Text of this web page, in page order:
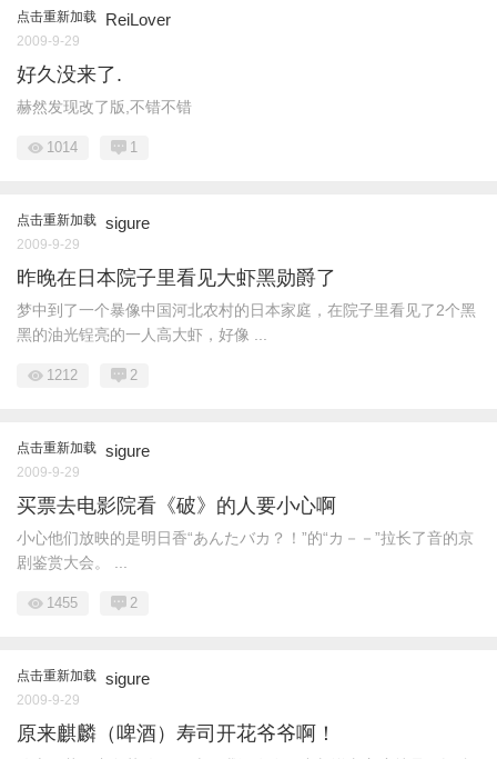
点击重新加载 ReiLover
2009-9-29
好久没来了.
赫然发现改了版,不错不错
1014 1
点击重新加载 sigure
2009-9-29
昨晚在日本院子里看见大虾黑勋爵了
梦中到了一个暴像中国河北农村的日本家庭，在院子里看见了2个黑
黑的油光锃亮的一人高大虾，好像 ...
1212 2
点击重新加载 sigure
2009-9-29
买票去电影院看《破》的人要小心啊
小心他们放映的是明日香“あんたバカ？！”的“カ－－”拉长了音的京
剧鉴赏大会。 ...
1455 2
点击重新加载 sigure
2009-9-29
原来麒麟（啤酒）寿司开花爷爷啊！